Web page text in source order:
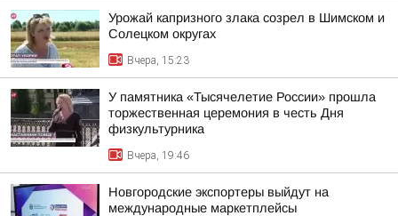
Урожай капризного злака созрел в Шимском и
Солецком округах
Вчера, 15:23
У памятника «Тысячелетие России» прошла
торжественная церемония в честь Дня
физкультурника
Вчера, 19:46
Новгородские экспортеры выйдут на
международные маркетплейсы